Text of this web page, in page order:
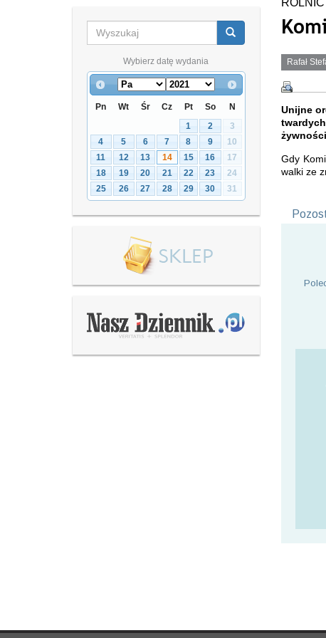
Wybierz datę wydania
Pn Wt Śr Cz Pt So
N
1
2
3
4
5 6 7 8 9
10
11
12 13 14 15 16
17
18
19 20 21 22 23
24
25
26 27 28 29 30 31
Rafał
Unijne
Gdy
walki ze